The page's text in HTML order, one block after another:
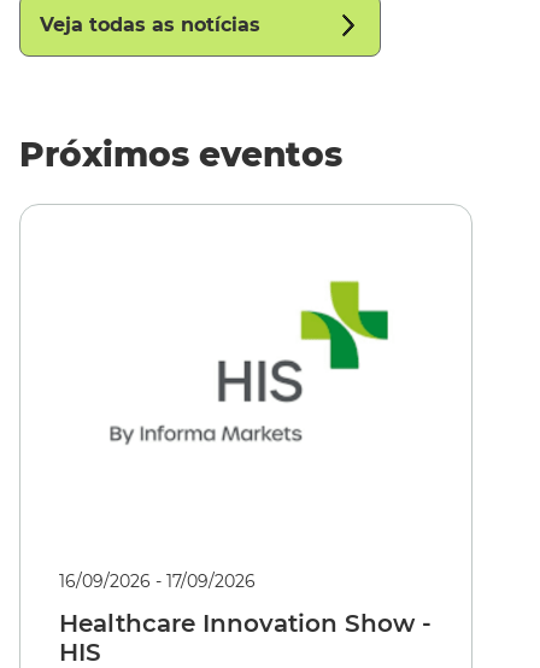
Veja todas as notícias
Próximos eventos
16/09/2026 - 17/09/2026
Healthcare Innovation Show -
HIS